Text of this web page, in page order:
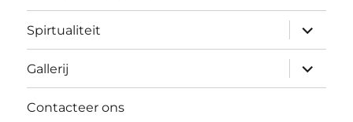
Spirtualiteit
Gallerij
Contacteer ons